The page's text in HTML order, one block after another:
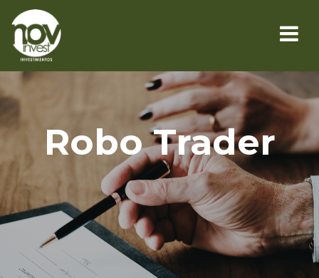
Robo Trader